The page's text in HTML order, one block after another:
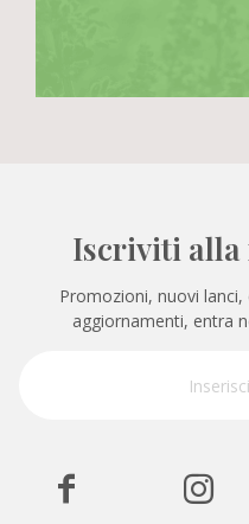
Iscriviti alla
Promozioni, nuovi
aggiornamenti, entra